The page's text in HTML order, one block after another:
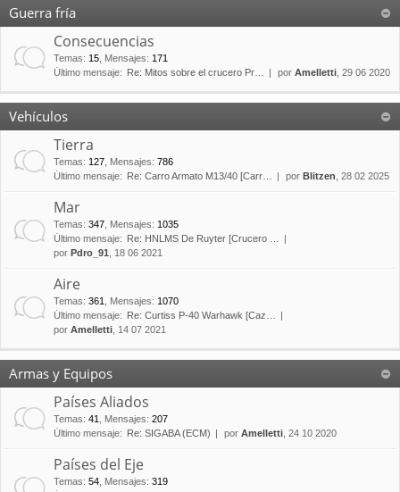
Guerra fría
Consecuencias
Temas: 15 Mensajes: 171
Último mensaje:
Re: Mitos sobre el crucero Pr… por Amelletti , 29 06 2020
Vehículos
Tierra
Temas: 127 Mensajes: 786
Último mensaje:
Re: Carro Armato M13/40 [Carr… por Blitzen , 28 02 2025
Mar
Temas: 347 Mensajes: 1035
Último mensaje:
Re: HNLMS De Ruyter [Crucero …
por Pdro_91 , 18 06 2021
Aire
Temas: 361 Mensajes: 1070
Último mensaje:
Re: Curtiss P-40 Warhawk [Caz…
por Amelletti , 14 07 2021
Armas y Equipos
Países Aliados
Temas: 41 Mensajes: 207
Último mensaje:
Re: SIGABA (ECM) por Amelletti , 24 10 2020
Países del Eje
Temas: 54 Mensajes: 319